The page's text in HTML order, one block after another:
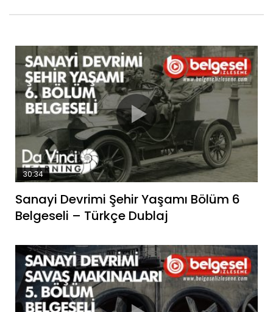
30:34
Sanayi Devrimi Şehir Yaşamı Bölüm 6
Belgeseli – Türkçe Dublaj